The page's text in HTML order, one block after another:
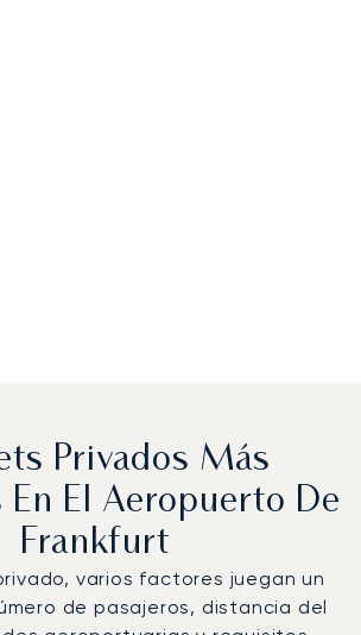
Privados Más
En El Aeropuerto De
Frankfurt
varios factores juegan un
de pasajeros, distancia del